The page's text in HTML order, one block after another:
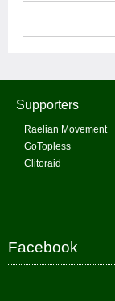
Supporters
Raelian Movement
GoTopless
Clitoraid
Facebook